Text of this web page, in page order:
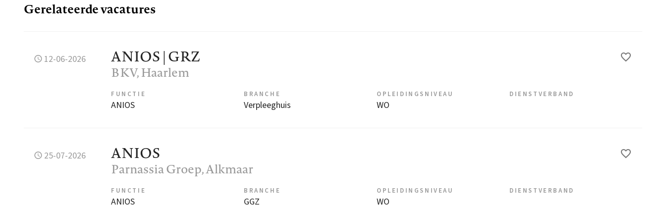
Gerelateerde vacatures
12-06-2026 ANIOS | GRZ
BKV, Haarlem
FUNCTIE
ANIOS
BRANCHE
Verpleeghuis
OPLEIDINGSNIVEAU
WO
DIENSTVERBAND
25-07-2026 ANIOS
Parnassia Groep, Alkmaar
FUNCTIE
ANIOS
BRANCHE
GGZ
OPLEIDINGSNIVEAU
WO
DIENSTVERBAND